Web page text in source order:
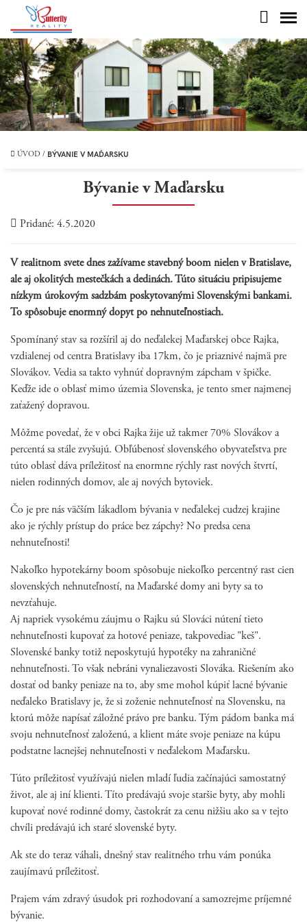
ÚVOD / BÝVANIE V MAĎARSKU
Bývanie v Maďarsku
Pridané: 4.5.2020
V realitnom svete dnes zažívame stavebný boom nielen v Bratislave,
ale aj okolitých mestečkách a dedinách. Túto situáciu pripisujeme
nízkym úrokovým sadzbám poskytovanými Slovenskými bankami.
To spôsobuje enormný dopyt po nehnuteľnostiach.
Spomínaný stav sa rozšíril aj do neďalekej Maďarskej obce Rajka,
vzdialenej od centra Bratislavy iba 17km, čo je priaznivé najmä pre
Slovákov. Vedia sa takto vyhnúť dopravným zápcham v špičke.
Keďže ide o oblasť mimo územia Slovenska, je tento smer najmenej
zaťažený dopravou.
Môžme povedať, že v obci Rajka žije už takmer 70% Slovákov a
percentá sa stále zvyšujú. Obľúbenosť slovenského obyvateľstva pre
túto oblasť dáva príležitosť na enormne rýchly rast nových štvrtí,
nielen rodinných domov, ale aj nových bytoviek.
Čo je pre nás väčším lákadlom bývania v neďalekej cudzej krajine
ako je rýchly prístup do práce bez zápchy? No predsa cena
nehnuteľnosti!
Nakoľko hypotekárny boom spôsobuje niekoľko percentný rast cien
slovenských nehnuteľností, na Maďarské domy ani byty sa to
nevzťahuje.
Aj napriek vysokému záujmu o Rajku sú Slováci nútení tieto
nehnuteľnosti kupovať za hotové peniaze, takpovediac "keš".
Slovenské banky totiž neposkytujú hypotéky na zahraničné
nehnuteľnosti. To však nebráni vynaliezavosti Slováka. Riešením ako
dostať od banky peniaze na to, aby sme mohol kúpiť lacné bývanie
neďaleko Bratislavy je, že si zoženie nehnuteľnosť na Slovensku, na
ktorú môže napísať záložné právo pre banku. Tým pádom banka má
svoju nehnuteľnosť založenú, a klient máte svoje peniaze na kúpu
podstatne lacnejšej nehnuteľnosti v neďalekom Maďarsku.
Túto príležitosť využívajú nielen mladí ľudia začínajúci samostatný
život, ale aj iní klienti. Títo predávajú svoje staršie byty, aby mohli
kupovať nové rodinné domy, častokrát za cenu nižšiu ako sa v tejto
chvíli predávajú ich staré slovenské byty.
Ak ste do teraz váhali, dnešný stav realitného trhu vám ponúka
zaujímavú príležitosť.
Prajem vám zdravý úsudok pri rozhodovaní a samozrejme príjemné
bývanie.